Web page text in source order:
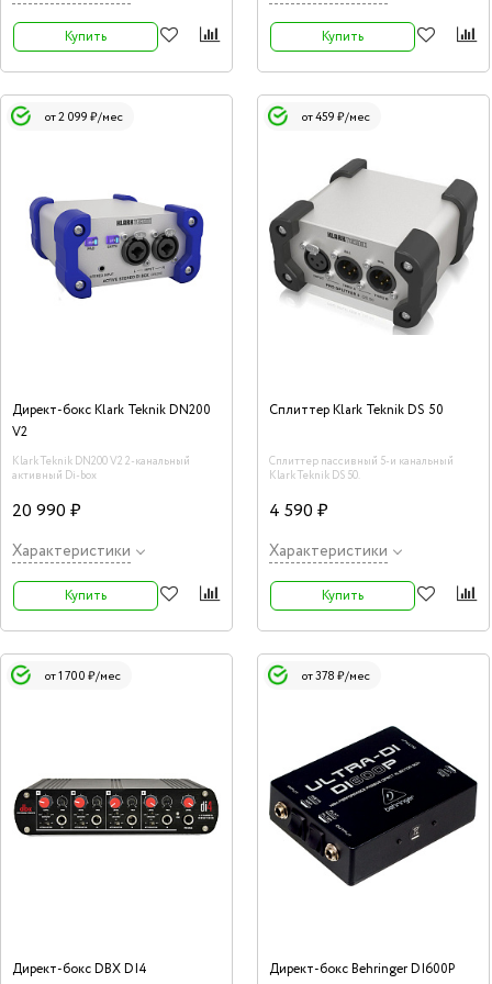
Купить Купить
от 2 099 ₽/мес
Директ-бокс Klark Teknik DN200
V2
Klark Teknik DN200 V2 2-канальный
активный Di-box
20 990 ₽
Характеристики
Купить
от 459 ₽/мес
Сплиттер Klark Teknik DS 50
Сплиттер пассивный 5-и канальный
Klark Teknik DS 50.
4 590 ₽
Характеристики
Купить
от 1 700 ₽/мес
Директ-бокс DBX DI4
от 378 ₽/мес
Директ-бокс Behringer DI600P